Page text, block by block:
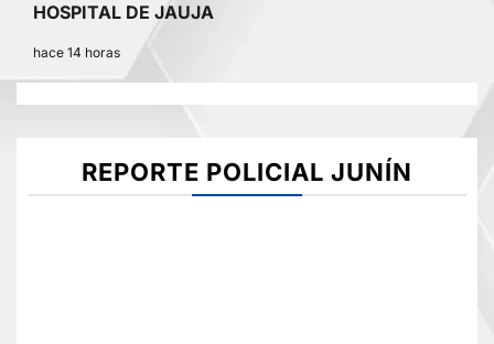
HOSPITAL DE JAUJA
hace 14 horas
REPORTE POLICIAL JUNÍN